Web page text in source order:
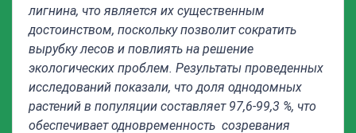
лигнина, что является их существенным
достоинством, поскольку позволит сократить
вырубку лесов и повлиять на решение
экологических проблем. Результаты проведенных
исследований показали, что доля однодомных
растений в популяции составляет 97,6-99,3 %, что
обеспечивает одновременность созревания